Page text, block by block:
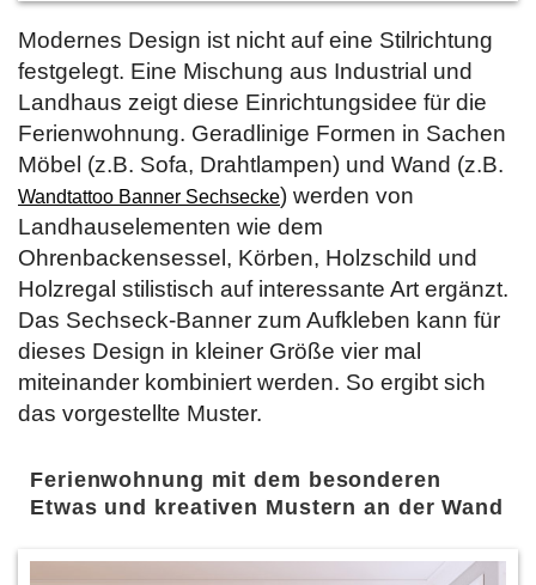
Modernes Design ist nicht auf eine Stilrichtung
festgelegt. Eine Mischung aus Industrial und
Landhaus zeigt diese Einrichtungsidee für die
Ferienwohnung. Geradlinige Formen in Sachen
Möbel (z.B. Sofa, Drahtlampen) und Wand (z.B.
Wandtattoo Banner Sechsecke) werden von
Landhauselementen wie dem
Ohrenbackensessel, Körben, Holzschild und
Holzregal stilistisch auf interessante Art ergänzt.
Das Sechseck-Banner zum Aufkleben kann für
dieses Design in kleiner Größe vier mal
miteinander kombiniert werden. So ergibt sich
das vorgestellte Muster.
Ferienwohnung mit dem besonderen
Etwas und kreativen Mustern an der Wand